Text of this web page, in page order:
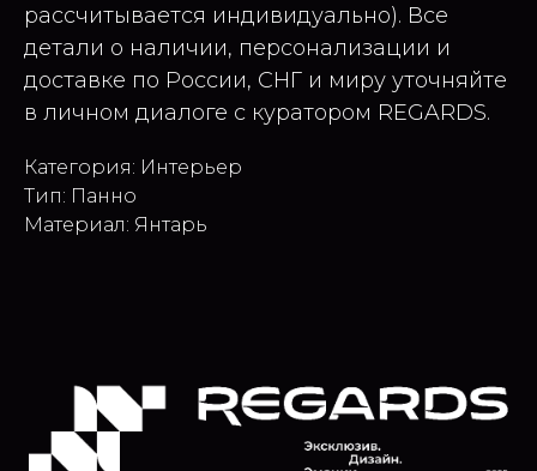
рассчитывается индивидуально). Все
детали о наличии, персонализации и
доставке по России, СНГ и миру уточняйте
в личном диалоге с куратором REGARDS.
Категория: Интерьер
Тип: Панно
Материал: Янтарь